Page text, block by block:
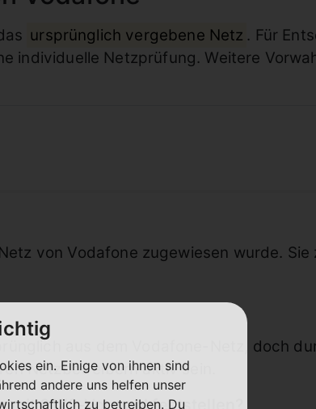
ursprünglich vergebene Netz . Für
individuelle Netzprüfung. Weitere
von Vodafone zugewiesen wurde. Sie
aus dem Vodafone-Netz, doch
Netzbetreibern aktiv sein.
0172-Vorwahl feststellen?
ein. Einige von ihnen sind
andere uns helfen unser
zu betreiben. Du